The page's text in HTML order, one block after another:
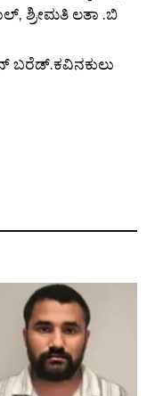
ಶ್ರೀಮತಿ ಲತಾ .ಬಿ
ಬರೆಡ್.ಕವಿನಕುಲು